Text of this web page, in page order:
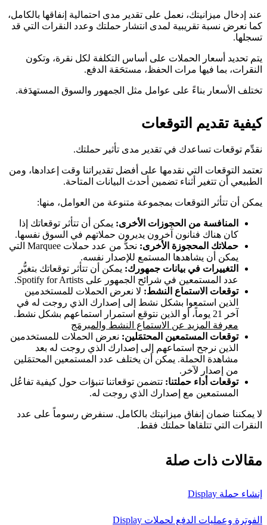
عند إدخال ميزانيتك، نعمل على تقدير مدى احتمالية إنفاقها بالكامل،
كما نعرض نسبة تقريبية لمدى انتشار حملتك وعدد النقرات التي قد
تسجلها.
يتم تحديد أسعار الحملات على أساس التكلفة لكل نقرة، وتكون
النقرات، بما فيها مرات الحفظ، مستحَقة الدفع.
تختلف الأسعار بناءً على عوامل مثل الجمهور والسوق المستهدَفة.
كيفية تقديم التوقعات
نقدِّم توقعات تساعدك في تقدير مدى تأثير حملتك.
تعتمد التوقعات التي نقدمها على أفضل تقديراتنا وقت إعدادها، ومن
الطبيعي أن تتغير أثناء تضمين أحدث البيانات المتاحة.
يمكن أن تتأثر التوقعات بمجموعة متنوعة من العوامل، منها:
المنافسة من الحجوزات الأخرى: يمكن أن تتأثر توقعاتك إذا
كان هناك فنانون آخرون يديرون حملاتهم في السوق نفسها.
حملاتك المحجوزة الأخرى:
نحدُّ من عدد حملات Marquee التي
يمكن أن يشاهدها المستمع للإصدار نفسه.
التغييرات في بيانات جمهورك: يمكن أن تتأثر توقعاتك بتغيُّر
عدد المستمعين في شرائح الجمهور على Spotify for Artists.
توقعات الاستماع النشط: لا نعرض الحملات للمستخدمين
الذين استمعوا بشكل نشط إلى إصدارك الذي روجت له في
آخر 21 يوماً، أو الذين نتوقع استمرار استماعهم بشكل نشط.
معرفة المزيد عن الاستماع النشط والمبرمَج
توقعات المستمعين المحتمَلين: نعرض الحملات للمستخدمين
الذين نرجح استماعهم إلى إصدارك الذي روجت له بعد
مشاهدة الحملة. يمكن أن يختلف عدد المستمعين المحتمَلين
من إصدار لآخر.
توقعات أداء حملتنا: تتضمن توقعاتنا تنبؤات حول كيفية تفاعُل
المستمعين مع إصدارك الذي روجت له.
لا يمكننا ضمان إنفاق ميزانيتك بالكامل. سنفرض رسوماً على عدد
النقرات التي تتلقاها حملتك فقط.
مقالات ذات صلة
إنشاء حملة Display
الفوترة وعمليات الدفع لحملات Display